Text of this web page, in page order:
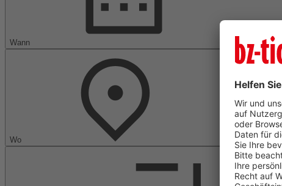
Wann
Wo